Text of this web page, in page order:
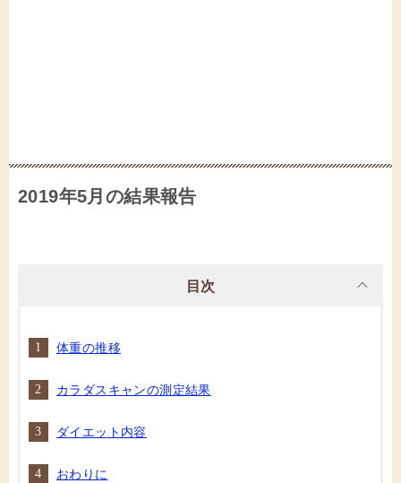
2019年5月の結果報告
目次
体重の推移
カラダスキャンの測定結果
ダイエット内容
おわりに